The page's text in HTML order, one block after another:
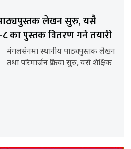
लेखन सुरु, यसै
का पुस्तक वितरण गर्ने तयारी
मंगलसेनमा स्थानीय पाठ्यपुस्तक लेखन
तथा परिमार्जन प्रक्रिया सुरु, यसै शैक्षिक